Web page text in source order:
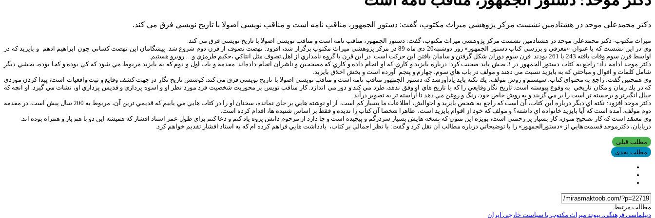
دكتر محمدعلي موحد در هشتادمين نشست مركز پژوهشي ميراث مكتوب، گفت: دستور الجمهور، مناقب نامه است و مناقب نويسي اصولا با تاريخ نويسي فرق مي كند.
ميراث مكتوب- دكتر محمدعلي موحد در هشتادمين نشست مركز پژوهشي ميراث مكتوب، گفت: دستور الجمهور، مناقب نامه است و مناقب نويسي اصولا با تاريخ نويسي فرق مي كند.
وي در اين نشست كه با عنوان «معرفي و بررسي كتاب دستور الجمهور» روز دوشنبه20 دي ماه 89 در مركز پژوهشي ميراث مكتوب برگزار شد، افزود: نهضت تصوف از قرن دوم شروع شد. پيشگامان اين نهضت كساني جون ابراهيم ادهم و بايزيد كه در
اواسط قرن سوم وفات يافته 243 يا 261 بودند. قرن سوم دوران شكل گرفتن و سامان يافتن اين حركت است. در اين قرن با گروه نامداري از اهل تصوف مثل انتاكي ،حكيم طرمزي و… روبرو هستيم.
دكتر موحد ادامه داد: راجع به كتاب دستور الجمهور در 3 بخش بايد صحبت كرد. درباره بايزيد و كاري كه او انجام داده و كاري كه مصححين و ناشران انجام داده‌اند. مقدمه و باب اول و دوم كه به بايزيد مربوط مي شود كه كي بوده و كجا بوده، بخشي ديگر
شامل كلمات و اقوال و مباحثي كه به بايزيد نسبت مي دهند و مولف در باب هاي سوم، چهارم و پنجم آورده است و بخش اخلاق بايزيد.
وي همچنين گفت: راجع به محتواي كتاب، سيستم و روش مولف، يك نكته بايد يادآورشد كه دستور الجمهور مناقب نامه است و مناقب نويسي اصولا با تاريخ نويسي فرق مي كند. كوشش تاريخ نگار در جهت كشف وقايع و ثبت واقعيات است، پيدا كردن موردي
كه در يك زمان و مكان تاريخي به وقوع پيوسته است. تاريخ نگار وقايعي را كه با تاريخ هاي او وفق ندهد، طرد مي كند و دور مي اندازد. كار مناقب نويس بر محوريت شخصيت فرد مورد نظر او و اسوه پردازي و قديس پردازي او، نشات مي گيرد. او آنچه كه
خيال انگيزتر و برجسته تر است را بر مي گزيند و به روش خاص خود، رنگ و روغن مي دهد تا آراسته تر به تصوير درآيد.
دكتر موحد افزود: نكته اي ديگر درباره اين كتاب، آن است كه راجع به شخص بايزيد و احوالش، اطلاعات ما بسيار كم است. از او نوشته هايي بر جاي نمانده، سخنان او را در كتاب هايي مي يابيم كه قديمي ترين آن، مربوط به 200 سال پيش است. در مقدمه
دوم مولف، آمده است كه آيا بايزيد خانواده اي داشته؟ و مولف كه خود از اقوام بايزيد است، ظاهرا شخصا آن كتاب را نديده و فقط بر اساس شنيده ها، اقدام كرده است.
وي معتقد است كه كار تصحيح متون، كار بسيار پر زحمتي است، بويژه اين متون كه نسخه هايش بسيار سردرگم و پيچيده است و جا دارد از مرحوم دانش پژوه ياد كنم و دعا كنم براي طول عمر استاد افشار كه هميشه اين دو با هم يار و همراه بوده اند.
درپايان، دكترموحد قسمت‌هايي از «دستورالجمهور» را با توضيحاتي درباره‌ مطالب آن نقل كرد و گفت: با نظر اجمالي بر كتاب، يادداشت هايي فراهم كرده ام كه به استاد افشار تقديم خواهم كرد.
مطلب قبلی
مطلب بعدی
مطالب مرتبط
دیپلماسی فرهنگی، پیوند میراث مکتوب با سیاست خارجی ایران